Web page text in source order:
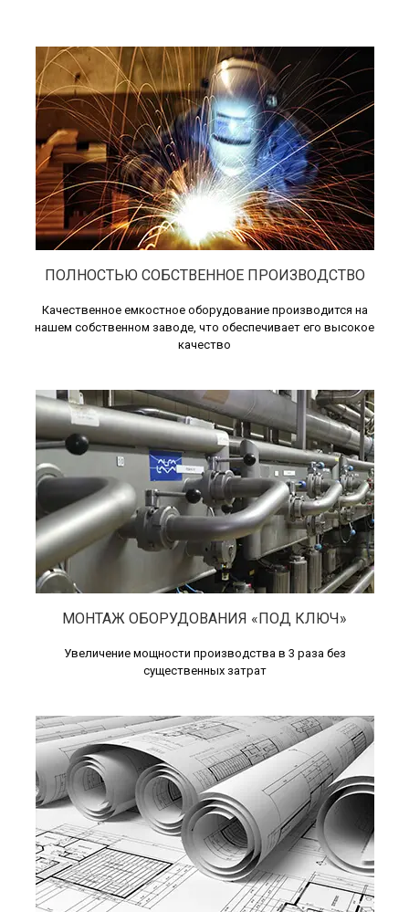
ПОЛНОСТЬЮ СОБСТВЕННОЕ ПРОИЗВОДСТВО
Качественное емкостное оборудование производится на
нашем собственном заводе, что обеспечивает его высокое
качество
МОНТАЖ ОБОРУДОВАНИЯ «ПОД КЛЮЧ»
Увеличение мощности производства в 3 раза без
существенных затрат